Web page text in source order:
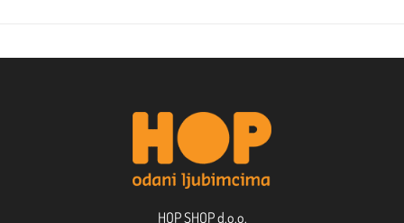
HOP SHOP d.o.o.